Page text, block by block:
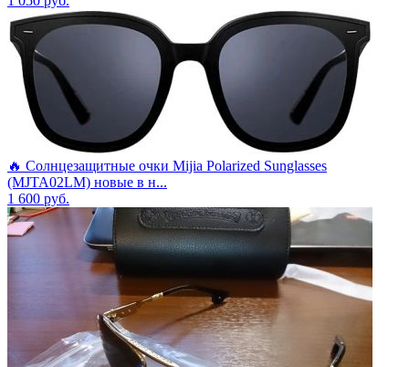
🔥 Солнцезащитные очки Mijia Polarized Sunglasses
(MJTA02LM) новые в н...
1 600 руб.